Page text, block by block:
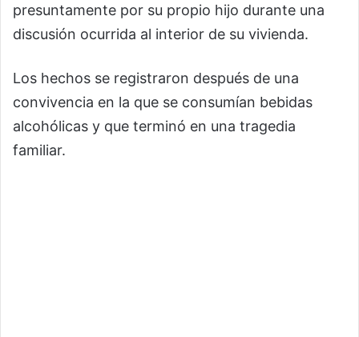
presuntamente por su propio hijo durante una
discusión ocurrida al interior de su vivienda.
Los hechos se registraron después de una
convivencia en la que se consumían bebidas
alcohólicas y que terminó en una tragedia
familiar.